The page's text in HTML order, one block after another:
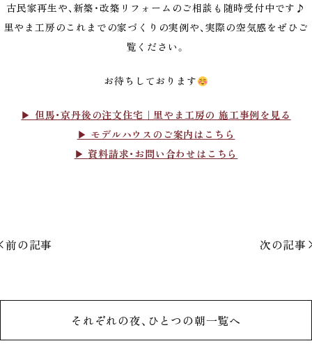
古民家再生や、新築・改築リフォームのご相談も随時受付中です♪
里やま工房のこれまでの家づくりの実例や、実際の空気感をぜひご
覧ください。
お待ちしております
▶︎ 但馬・京丹後の注文住宅｜里やま工房の 施工事例を見る
▶︎ モデルハウスのご案内はこちら
▶︎資料請求・お問い合わせはこちら
前の記事 次の記事
それぞれの夜、ひとつの朝一覧へ